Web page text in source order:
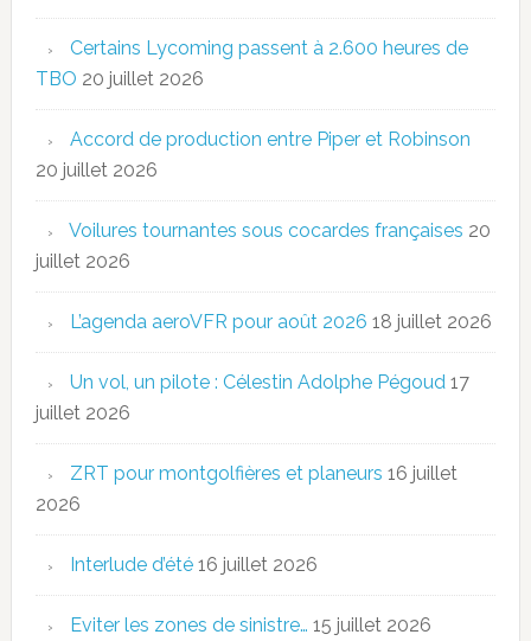
Certains Lycoming passent à 2.600 heures de
TBO 20 juillet 2026
Accord de production entre Piper et Robinson
20 juillet 2026
Voilures tournantes sous cocardes françaises 20
juillet 2026
L’agenda aeroVFR pour août 2026 18 juillet 2026
Un vol, un pilote : Célestin Adolphe Pégoud 17
juillet 2026
ZRT pour montgolfières et planeurs 16 juillet
2026
Interlude d’été 16 juillet 2026
Eviter les zones de sinistre… 15 juillet 2026